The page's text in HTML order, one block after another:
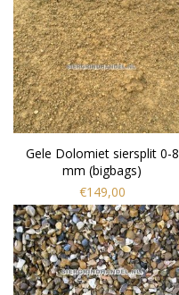
Gele Dolomiet siersplit 0-8
mm (bigbags)
€149,00